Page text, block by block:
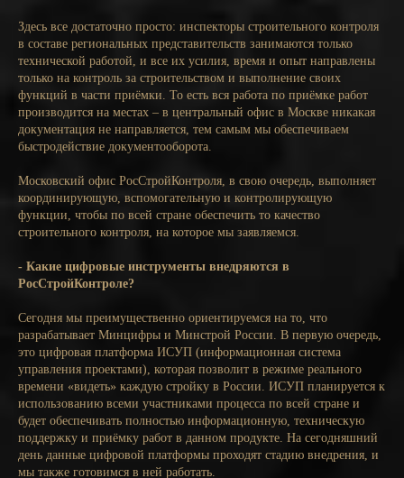
Здесь все достаточно просто: инспекторы строительного контроля
в составе региональных представительств занимаются только
технической работой, и все их усилия, время и опыт направлены
только на контроль за строительством и выполнение своих
функций в части приёмки. То есть вся работа по приёмке работ
производится на местах – в центральный офис в Москве никакая
документация не направляется, тем самым мы обеспечиваем
быстродействие документооборота.
Московский офис РосСтройКонтроля, в свою очередь, выполняет
координирующую, вспомогательную и контролирующую
функции, чтобы по всей стране обеспечить то качество
строительного контроля, на которое мы заявляемся.
- Какие цифровые инструменты внедряются в
РосСтройКонтроле?
Сегодня мы преимущественно ориентируемся на то, что
разрабатывает Минцифры и Минстрой России. В первую очередь,
это цифровая платформа ИСУП (информационная система
управления проектами), которая позволит в режиме реального
времени «видеть» каждую стройку в России. ИСУП планируется к
использованию всеми участниками процесса по всей стране и
будет обеспечивать полностью информационную, техническую
поддержку и приёмку работ в данном продукте. На сегодняшний
день данные цифровой платформы проходят стадию внедрения, и
мы также готовимся в ней работать.